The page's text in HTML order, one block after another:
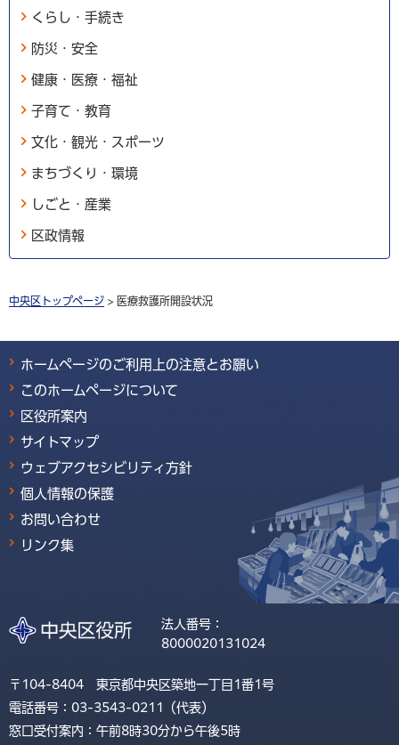
くらし・手続き
防災・安全
健康・医療・福祉
子育て・教育
文化・観光・スポーツ
まちづくり・環境
しごと・産業
区政情報
中央区トップページ > 医療救護所開設状況
ホームページのご利用上の注意とお願い
このホームページについて
区役所案内
サイトマップ
ウェブアクセシビリティ方針
個人情報の保護
お問い合わせ
リンク集
法人番号：
8000020131024
〒104-8404 東京都中央区築地一丁目1番1号
電話番号：03-3543-0211（代表）
窓口受付案内：午前8時30分から午後5時